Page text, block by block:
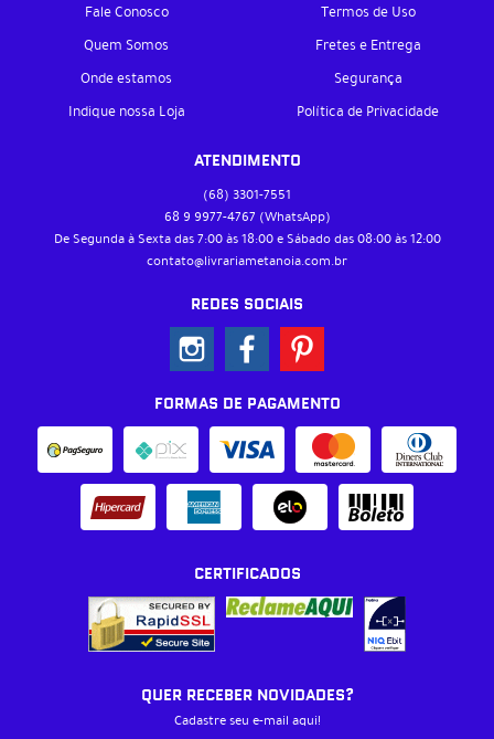
Fale Conosco
Quem Somos
Onde estamos
Indique nossa Loja
Termos de Uso
Fretes e Entrega
Segurança
Política de Privacidade
ATENDIMENTO
(68) 3301-7551
68 9 9977-4767 (WhatsApp)
De Segunda à Sexta das 7:00 às 18:00 e Sábado das 08:00 às 12:00
contato@livrariametanoia.com.br
REDES SOCIAIS
FORMAS DE PAGAMENTO
CERTIFICADOS
QUER RECEBER NOVIDADES?
Cadastre seu e-mail aqui!